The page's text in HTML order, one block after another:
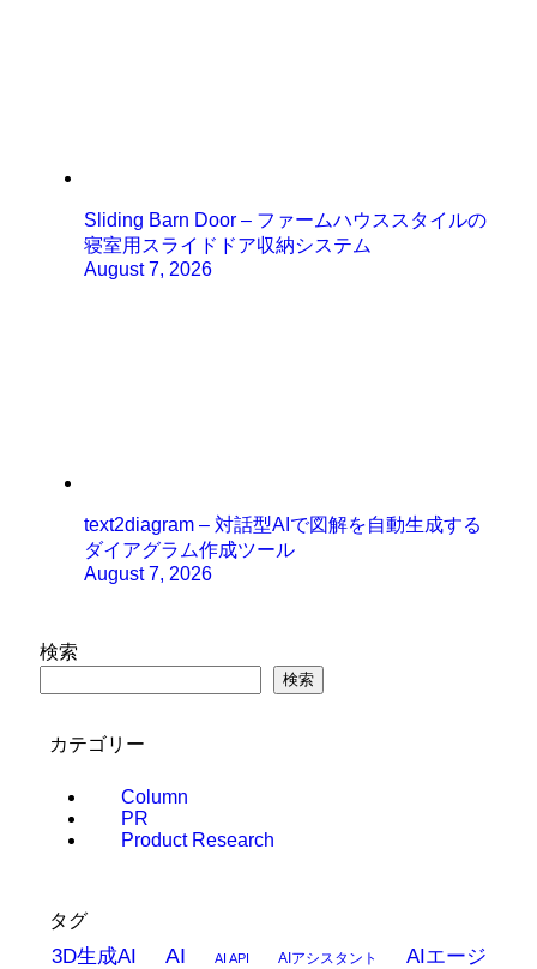
Sliding Barn Door – ファームハウススタイルの
寝室用スライドドア収納システム
August 7, 2026
text2diagram – 対話型AIで図解を自動生成する
ダイアグラム作成ツール
August 7, 2026
検索
検索
カテゴリー
Column
PR
Product Research
タグ
3D生成AI AI AI API AIアシスタント
AIエージ